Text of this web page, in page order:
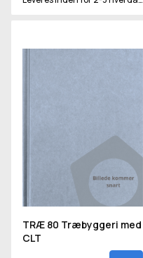
TRÆ 80 Træbyggeri med
CLT